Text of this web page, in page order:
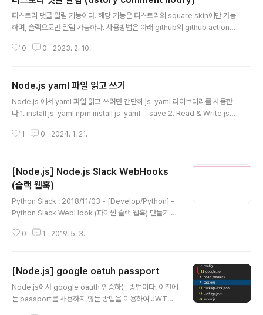
티스토리 댓글 알림 기능이다. 해당 기능은 티스토리의 square skin에만 가능
하며, 슬랙으로만 알림 가능하다. 사용방법은 아래 github의 github actions
nt-notify GitHub - wonkwangyeon/tistory-comment-notify: tistor
unt on GitHub. github.com tistory comment notify only square sk..
0 0 2023. 2. 10.
Node.js yaml 파일 읽고 쓰기
Node.js 에서 yaml 파일 읽고 쓰려면 간단히 js-yaml 라이브러리를 사용한
다 1. install js-yaml npm install js-yaml --save 2. Read & Write js-y
uire('js-yaml'); const fs = require('fs'); const url = './config.yaml'; tr
aml', yaml.dump(f..
1 0 2024. 1. 21.
[Node.js] Node.js Slack WebHooks
(슬랙 웹훅)
Python Slack : 2018/11/03 - [Develop/Python] -
Python Slack WebHook (파이썬 슬랙 웹훅) 만들기 2
t (파이썬 슬랙 봇) - slackclient 2018/11/03 - [Devel
lack Lunch Bot - 점심 알리미 봇 SpringBoot Slack :
2018/11/24 - [Develop/Spring Boot] - Spring bo
ot Slack WebHook. 슬랙 웹훅(Java Slack WebH..
0 1 2019. 5. 3.
[Node.js] google oatuh passport
Node.js에서 google oauth 인증하는 방법이다. 이전에
는 passport를 사용하지 않는 방법을 이용하여 JWT와